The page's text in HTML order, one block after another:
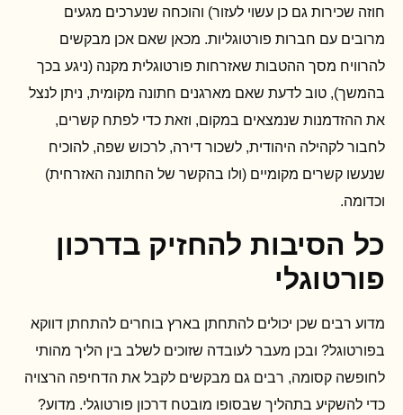
חוזה שכירות גם כן עשוי לעזור) והוכחה שנערכים מגעים
מרובים עם חברות פורטוגליות. מכאן שאם אכן מבקשים
להרוויח מסך ההטבות שאזרחות פורטוגלית מקנה (ניגע בכך
בהמשך), טוב לדעת שאם מארגנים חתונה מקומית, ניתן לנצל
את ההזדמנות שנמצאים במקום, וזאת כדי לפתח קשרים,
לחבור לקהילה היהודית, לשכור דירה, לרכוש שפה, להוכיח
שנעשו קשרים מקומיים (ולו בהקשר של החתונה האזרחית)
וכדומה.
כל הסיבות להחזיק בדרכון
פורטוגלי
מדוע רבים שכן יכולים להתחתן בארץ בוחרים להתחתן דווקא
בפורטוגל? ובכן מעבר לעובדה שזוכים לשלב בין הליך מהותי
לחופשה קסומה, רבים גם מבקשים לקבל את הדחיפה הרצויה
כדי להשקיע בתהליך שבסופו מובטח דרכון פורטוגלי. מדוע?